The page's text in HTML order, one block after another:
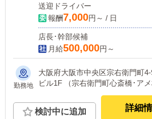
送迎ドライバー
報酬7,000円～ / 日
店長･幹部候補
月給500,000円～
勤務地
大阪府大阪市中央区宗右衛門町
ビル1F （宗右衛門町心斎橋･アメ
検討中に追加 詳細